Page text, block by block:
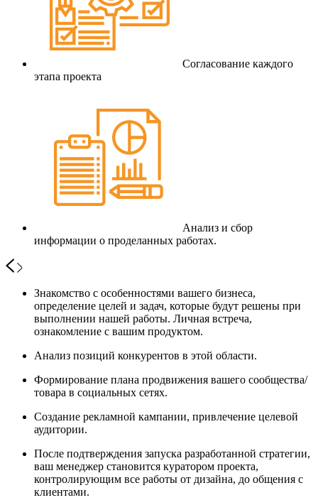
Согласование каждого
этапа проекта
Анализ и сбор
информации о проделанных работах.
Знакомство с особенностями вашего бизнеса,
определение целей и задач, которые будут решены при
выполнении нашей работы. Личная встреча,
ознакомление с вашим продуктом.
Анализ позиций конкурентов в этой области.
Формирование плана продвижения вашего сообщества/
товара в социальных сетях.
Создание рекламной кампании, привлечение целевой
аудитории.
После подтверждения запуска разработанной стратегии,
ваш менеджер становится куратором проекта,
контролирующим все работы от дизайна, до общения с
клиентами.